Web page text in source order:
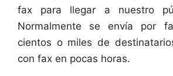
fax para llegar a nuestro
Normalmente se envía por
cientos o miles de
con fax en pocas horas.